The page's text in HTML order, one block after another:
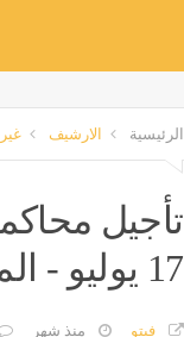
الرئيسية الارشيف
تأجيل
17 يوليو - المدينة برس
فيتو منذ شهر